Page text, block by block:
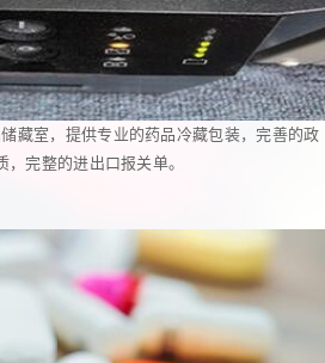
藏室，提供专业的药品冷藏包装，完善的政
，完整的进出口报关单。